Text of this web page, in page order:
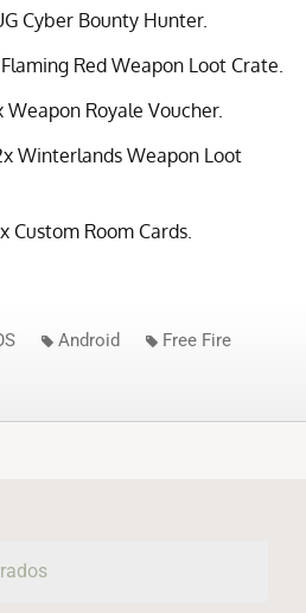
Cyber Bounty Hunter.
Red Weapon Loot Crate.
Weapon Royale Voucher.
Winterlands Weapon Loot
Custom Room Cards.
Android Free Fire